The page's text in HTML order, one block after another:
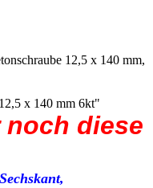
12,5 x 140 mm,
x 140 mm 6kt"
diese